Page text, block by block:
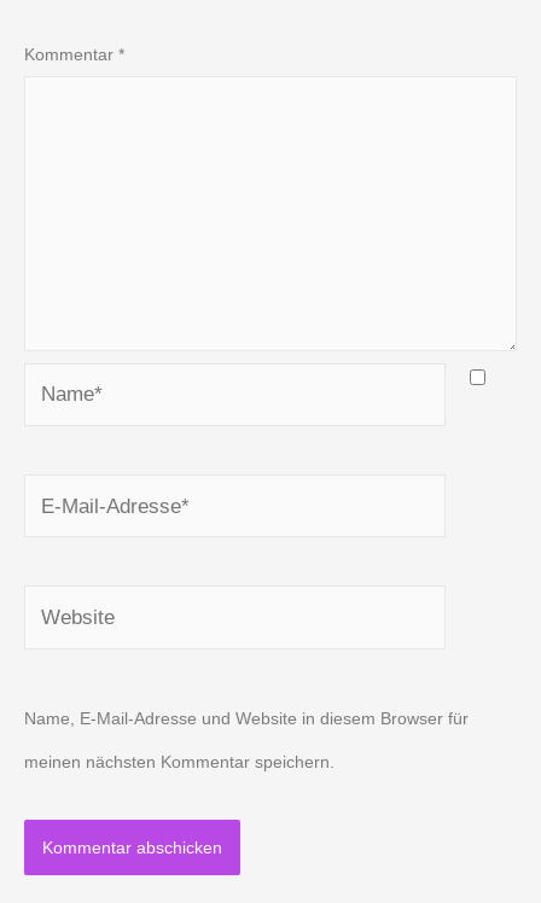
Kommentar *
Name*
Website
Name, E-Mail-Adresse und Website in diesem Browser für
meinen nächsten Kommentar speichern.